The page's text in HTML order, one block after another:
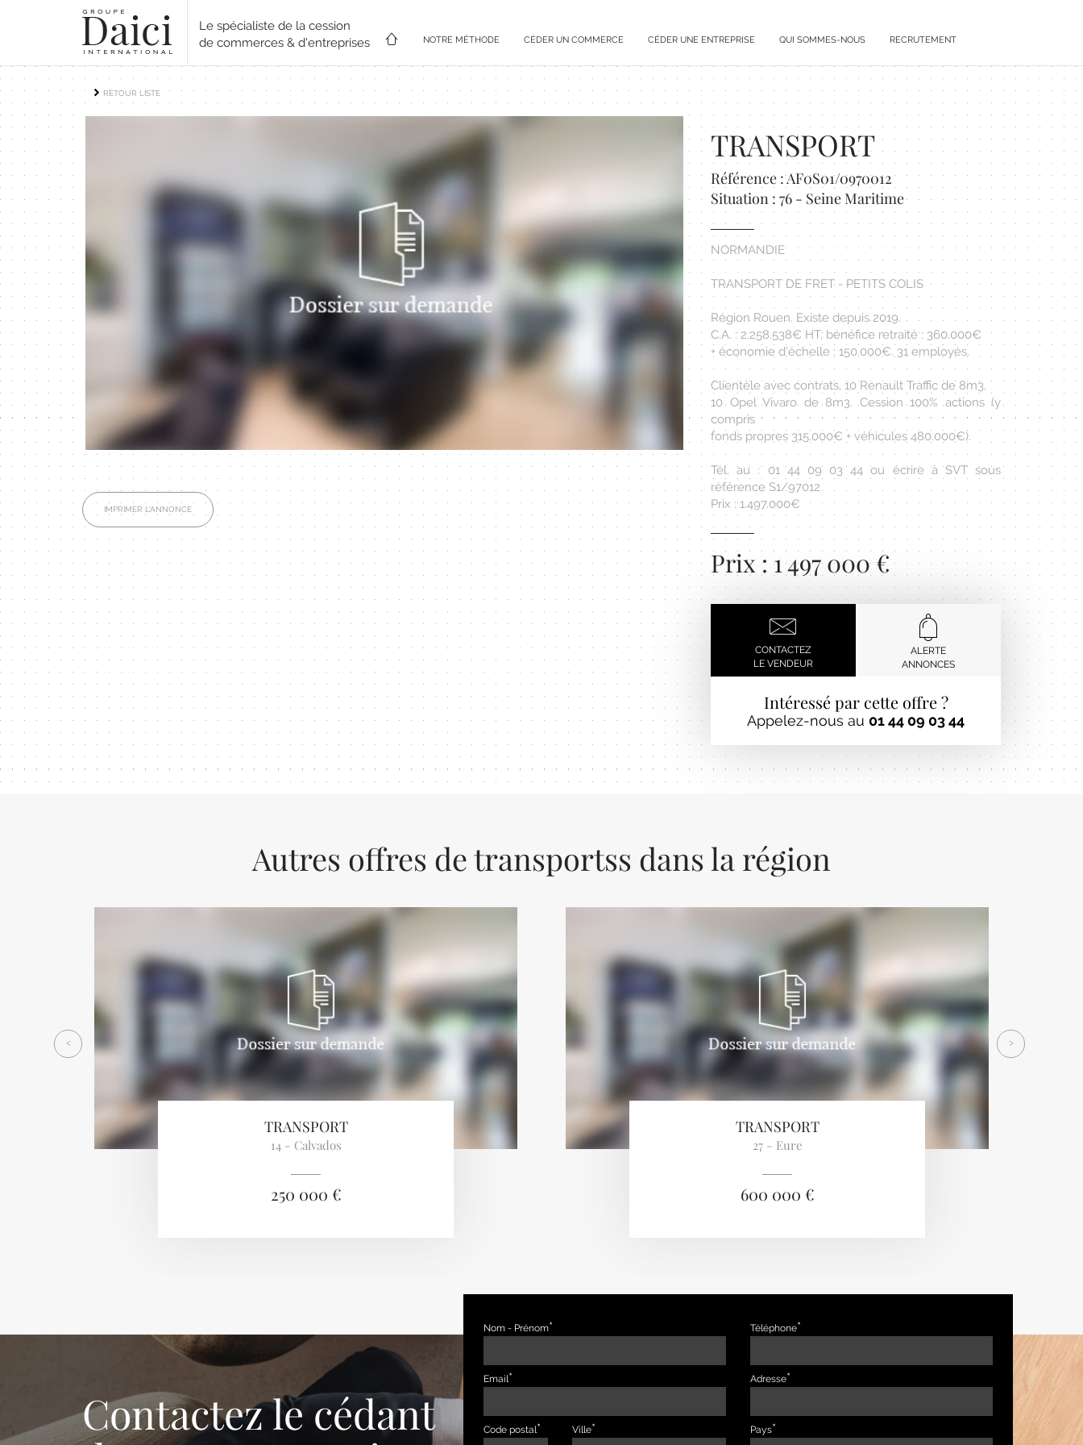
Le spécialiste de la cession
de commerces & d'entreprises
NOTRE MÉTHODE CÉDER UN COMMERCE CÉDER UNE ENTREPRISE QUI SOMMES-NOUS RECRUTEMENT
RETOUR LISTE
IMPRIMER L'ANNONCE
TRANSPORT
Référence : AF0S01/0970012
Situation : 76 - Seine Maritime
NORMANDIE
TRANSPORT DE FRET - PETITS COLIS
Région Rouen. Existe depuis 2019.
C.A. : 2.258.538€ HT, bénéfice retraité : 360.000€
+ économie d'échelle : 150.000€. 31 employés.
Clientèle avec contrats, 10 Renault Traffic de 8m3,
10 Opel Vivaro de 8m3. Cession 100% actions (y
compris
fonds propres 315.000€ + véhicules 480.000€).
Tél. au : 01 44 09 03 44 ou écrire à SVT sous
référence S1/97012
Prix : 1.497.000€
Prix : 1 497 000 €
CONTACTEZ
LE VENDEUR
ALERTE
ANNONCES
Intéressé par cette offre ?
Appelez-nous au 01 44 09 03 44
Autres offres de transportss dans la région
TRANSPORT
14 - Calvados
250 000 €
TRANSPORT
27 - Eure
600 000 €
< >
Contactez le cédant
Nom - Prénom Téléphone
Email Adresse
Code postal Ville Pays